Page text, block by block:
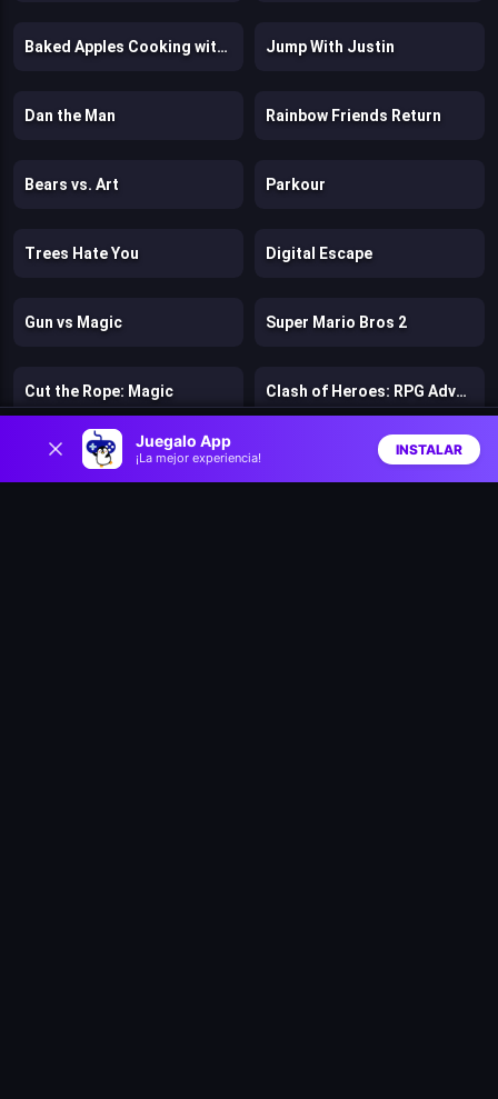
Juegalo App
¡La mejor experiencia!
INSTALAR
Baked Apples Cooking with Emma Jump With Justin
Dan the Man Rainbow Friends Return
Bears vs. Art Parkour
Trees Hate You Digital Escape
Gun vs Magic Super Mario Bros 2
Cut the Rope: Magic Clash of Heroes: RPG Adventure
Dino Survival: 3D Simulator